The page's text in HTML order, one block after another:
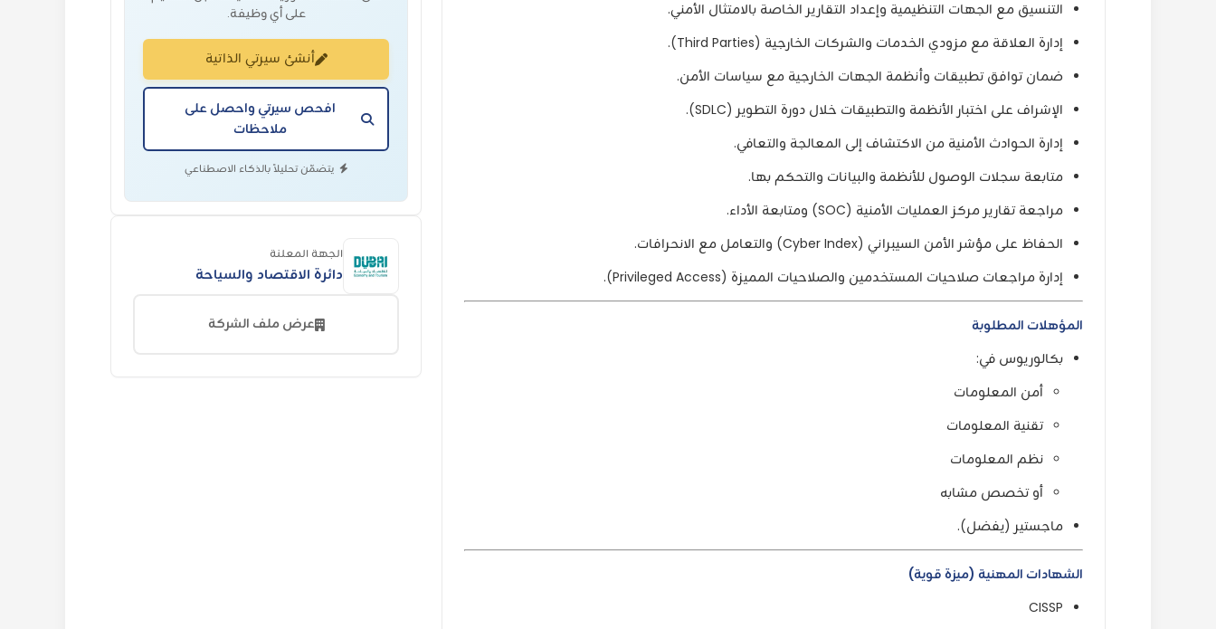
على أي وظيفة.
أنشئ سيرتي الذاتية
افحص سيرتي واحصل على
ملاحظات
يتضمّن تحليلاً بالذكاء الاصطناعي
الجهة المعلنة
دائرة الاقتصاد والسياحة
عرض ملف الشركة
التنسيق مع الجهات التنظيمية وإعداد التقارير الخاصة بالامتثال الأمني.
إدارة العلاقة مع مزودي الخدمات والشركات الخارجية (Third Parties).
ضمان توافق تطبيقات وأنظمة الجهات الخارجية مع سياسات الأمن.
الإشراف على اختبار الأنظمة والتطبيقات خلال دورة التطوير (SDLC).
إدارة الحوادث الأمنية من الاكتشاف إلى المعالجة والتعافي.
متابعة سجلات الوصول للأنظمة والبيانات والتحكم بها.
مراجعة تقارير مركز العمليات الأمنية (SOC) ومتابعة الأداء.
الحفاظ على مؤشر الأمن السيبراني (Cyber Index) والتعامل مع الانحرافات.
إدارة مراجعات صلاحيات المستخدمين والصلاحيات المميزة (Privileged Access).
المؤهلات المطلوبة
بكالوريوس في:
أمن المعلومات
تقنية المعلومات
نظم المعلومات
أو تخصص مشابه
ماجستير (يفضل).
الشهادات المهنية (ميزة قوية)
CISSP